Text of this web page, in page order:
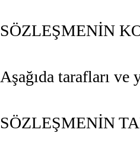
SÖZLEŞMENİN
Aşağıda tarafları
SÖZLEŞMENİN